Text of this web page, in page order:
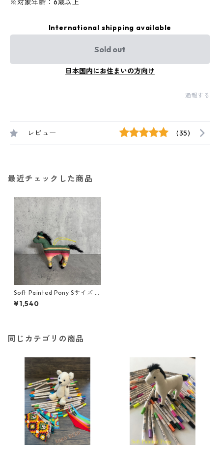
※対象年齢：6歳以上
International shipping available
Sold out
日本国内にお住まいの方向け
通報する
レビュー (35)
最近チェックした商品
Soft Painted Pony Sサイズ S
arape/GRN
¥1,540
同じカテゴリの商品